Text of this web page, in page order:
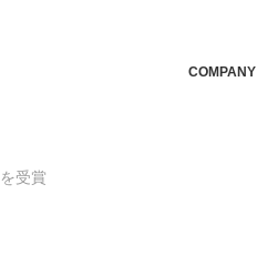
COMPANY
受賞